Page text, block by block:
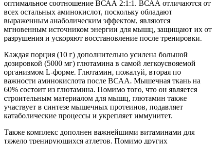
оптимальное соотношение ВСАА 2:1:1. ВСАА отличаются от
всех остальных аминокислот, поскольку обладают
выраженным анаболическим эффектом, являются
мгновенным источником энергии для мышц, защищают их от
разрушения и ускоряют восстановление после тренировки.
Каждая порция (10 г) дополнительно усилена большой
дозировкой (5000 мг) глютамина в самой легкоусвояемой
организмом L-форме. Глютамин, пожалуй, вторая по
важности аминокислота после ВСАА. Мышечная ткань на
60% состоит из глютамина. Помимо того, что он является
строительным материалом для мышц, глютамин также
участвует в синтезе мышечных протеинов, подавляет
катаболические процессы и укрепляет иммунитет.
Также комплекс дополнен важнейшими витаминами для
тяжело тренирующихся атлетов. Помимо других